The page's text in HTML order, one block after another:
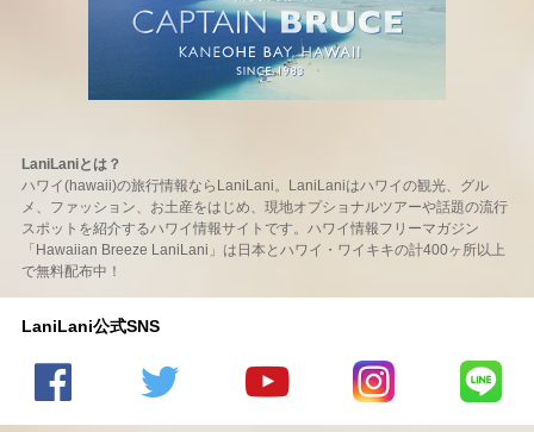
LaniLaniとは？
ハワイ(hawaii)の旅行情報ならLaniLani。LaniLaniはハワイの観光、グル
メ、ファッション、お土産をはじめ、現地オプショナルツアーや話題の流行
スポットを紹介するハワイ情報サイトです。ハワイ情報フリーマガジン
「Hawaiian Breeze LaniLani」は日本とハワイ・ワイキキの計400ヶ所以上
で無料配布中！
LaniLani公式SNS
LaniLani LaniLani